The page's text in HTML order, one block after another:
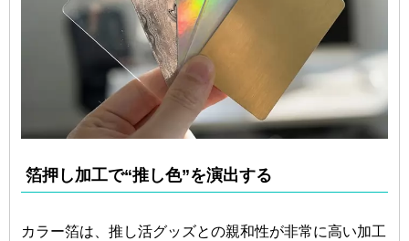
箔押し加工で“推し色”を演出する
カラー箔は、推し活グッズとの親和性が非常に高い加工